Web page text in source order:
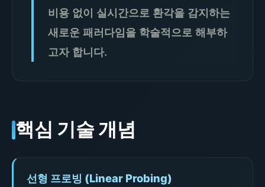
비용 없이 실시간으로 환각을 감지하는
새로운 패러다임을 학술적으로 해부하
고자 합니다.
핵심 기술 개념
선형 프로빙 (Linear Probing)